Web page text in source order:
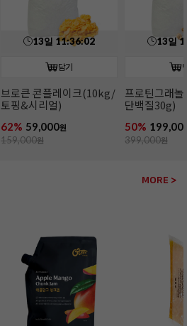
13일 11:36:00
담기
브로큰 콘플레이크(10kg/
토핑&시리얼)
62% 59,000원
159,000원
13일
프로틴그래
단백질30g)
50%
399,000원
MORE >